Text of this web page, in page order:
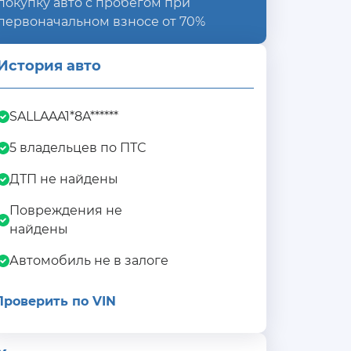
взносе от 70%
авто
SALLAAA1*8A******
5 владельцев по ПТС
ДТП не найдены
Повреждения не
найдены
Автомобиль не в залоге
по VIN